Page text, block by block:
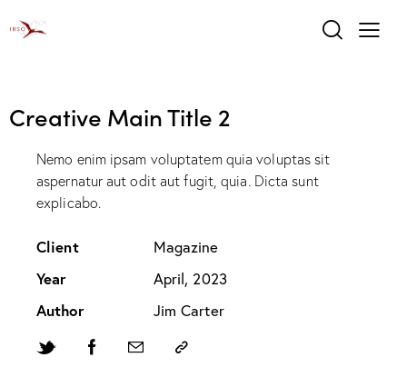
Creative Main Title 2
Nemo enim ipsam voluptatem quia voluptas sit
aspernatur aut odit aut fugit, quia. Dicta sunt
explicabo.
Client Magazine
Year April, 2023
Author Jim Carter